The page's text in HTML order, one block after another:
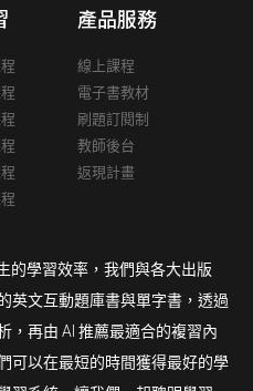
產品服務
線上課程
電子書教材
刷題訂閱制
教師後台
返現計畫
的學習效率，我們與各大出版
英文互動題庫書與單字書，透過
，再由 AI 推薦最適合的複習內
可以在最短的時間獲得最好的學